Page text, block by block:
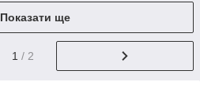
Показати ще
1 / 2